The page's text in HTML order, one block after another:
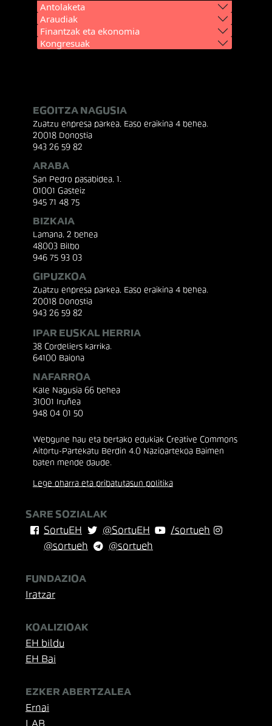
Antolaketa
Araudiak
Finantzak eta ekonomia
Kongresuak
EGOITZA NAGUSIA
Zuatzu enpresa parkea, Easo eraikina 4 behea.
20018 Donostia
943 26 59 82
ARABA
San Pedro pasabidea, 1.
01001 Gasteiz
945 71 48 75
BIZKAIA
Lamana, 2 behea
48003 Bilbo
946 75 93 03
GIPUZKOA
Zuatzu enpresa parkea, Easo eraikina 4 behea.
20018 Donostia
943 26 59 82
IPAR EUSKAL HERRIA
38 Cordeliers karrika.
64100 Baiona
NAFARROA
Kale Nagusia 66 behea
31001 Iruñea
948 04 01 50
Webgune hau eta bertako edukiak Creative Commons
Aitortu-Partekatu Berdin 4.0 Nazioartekoa Baimen
baten mende daude.
Lege oharra eta pribatutasun politika
SARE SOZIALAK
SortuEH
@SortuEH
/sortueh
@sortueh
@sortueh
FUNDAZIOA
Iratzar
KOALIZIOAK
EH bildu
EH Bai
EZKER ABERTZALEA
Ernai